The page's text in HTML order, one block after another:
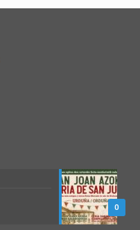
0